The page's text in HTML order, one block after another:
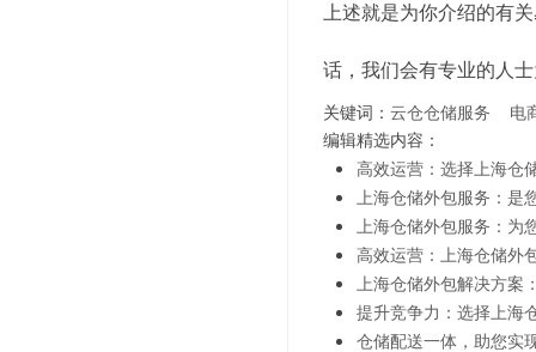
上述就是为你介绍的有
话，我们会有专业的人
关键词： 云仓仓储服务 电
编辑精选内容：
高效运营：选择上海仓
上海仓储外包服务：是
上海仓储外包服务：为
高效运营：上海仓储外
上海仓储外包解决方案
提升竞争力：选择上海
仓储配送一体，助您实